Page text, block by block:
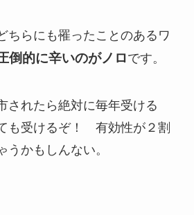
ちらにも罹ったことのあるワ
倒的に辛いのがノロ です。
されたら絶対に毎年受ける
も受けるぞ！ 有効性が２割
うかもしんない。